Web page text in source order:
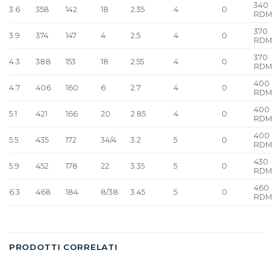
3.6 358 142 18 2.35 4 0
340
RDM
3.9 374 147 4 2.5 4 0
370
RDM
4.3 388 153 18 2.55 4 0
370
RDM
4.7 406 160 6 2.7 4 0
400
RDM
5.1 421 166 20 2.85 4 0
400
RDM
5.5 435 172 34/4 3.2 5 0
400
RDM
5.9 452 178 22 3.35 5 0
430
RDM
6.3 468 184 8/38 3.45 5 0
460
RDM
PRODOTTI CORRELATI